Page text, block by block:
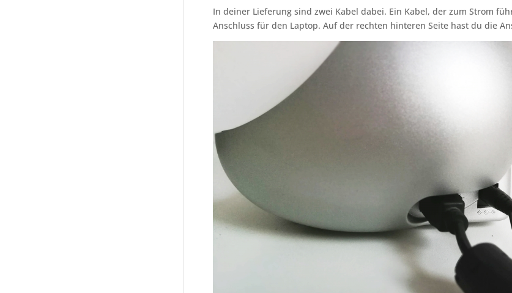
In deiner Lieferung sind zwei Kabel dabei. Ein Kabel, der zum Strom
Anschluss für den Laptop. Auf der rechten hinteren Seite hast du die